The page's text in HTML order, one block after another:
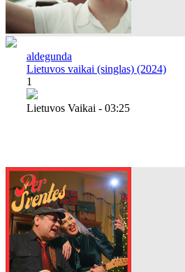
aldegunda
Lietuvos vaikai (singlas) (2024)
1
Lietuvos Vaikai - 03:25